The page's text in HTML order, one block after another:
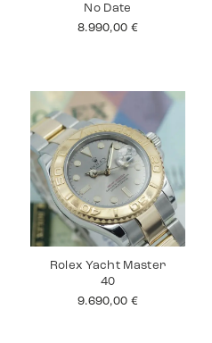
No Date
8.990,00 €
Rolex Yacht Master
40
9.690,00 €